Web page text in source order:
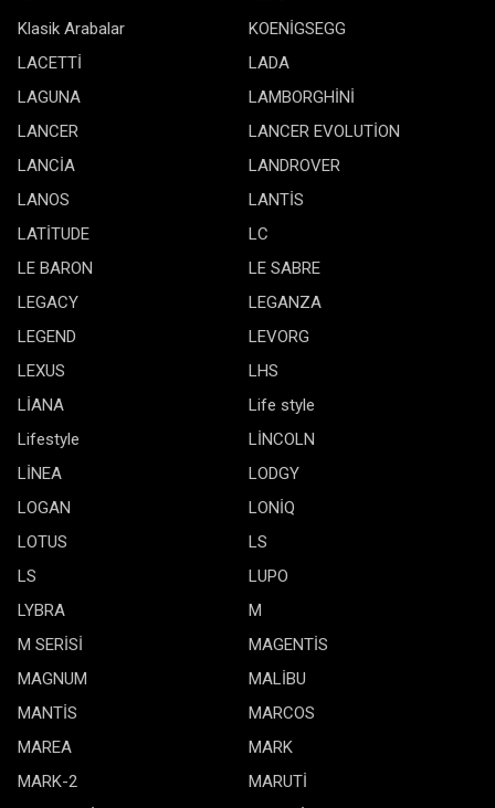
Klasik Arabalar
KOENİGSEGG
LACETTİ
LADA
LAGUNA
LAMBORGHİNİ
LANCER
LANCER EVOLUTİON
LANCİA
LANDROVER
LANOS
LANTİS
LATİTUDE
LC
LE BARON
LE SABRE
LEGACY
LEGANZA
LEGEND
LEVORG
LEXUS
LHS
LİANA
Life style
Lifestyle
LİNCOLN
LİNEA
LODGY
LOGAN
LONİQ
LOTUS
LS
LS
LUPO
LYBRA
M
M SERİSİ
MAGENTİS
MAGNUM
MALİBU
MANTİS
MARCOS
MAREA
MARK
MARK-2
MARUTİ